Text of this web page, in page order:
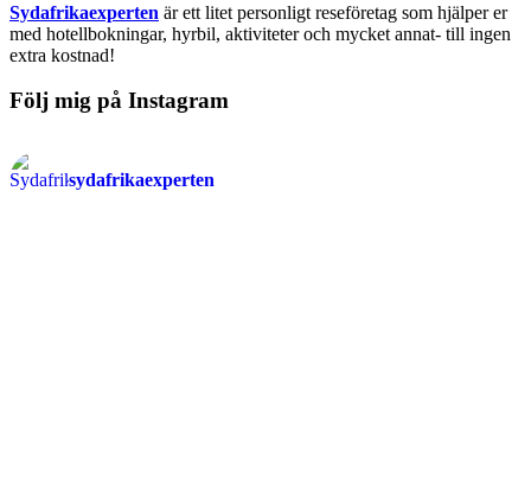
Sydafrikaexperten är ett litet personligt reseföretag som hjälper er
med hotellbokningar, hyrbil, aktiviteter och mycket annat- till ingen
extra kostnad!
Följ mig på Instagram
sydafrikaexperten